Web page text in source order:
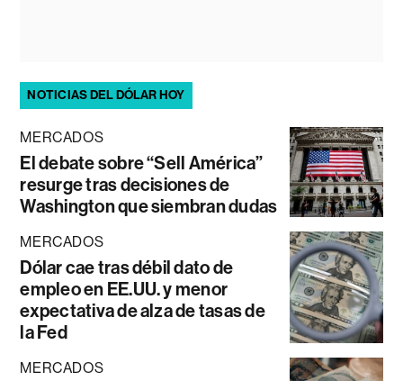
NOTICIAS DEL DÓLAR HOY
MERCADOS
El debate sobre “Sell América”
resurge tras decisiones de
Washington que siembran dudas
MERCADOS
Dólar cae tras débil dato de
empleo en EE.UU. y menor
expectativa de alza de tasas de
la Fed
MERCADOS